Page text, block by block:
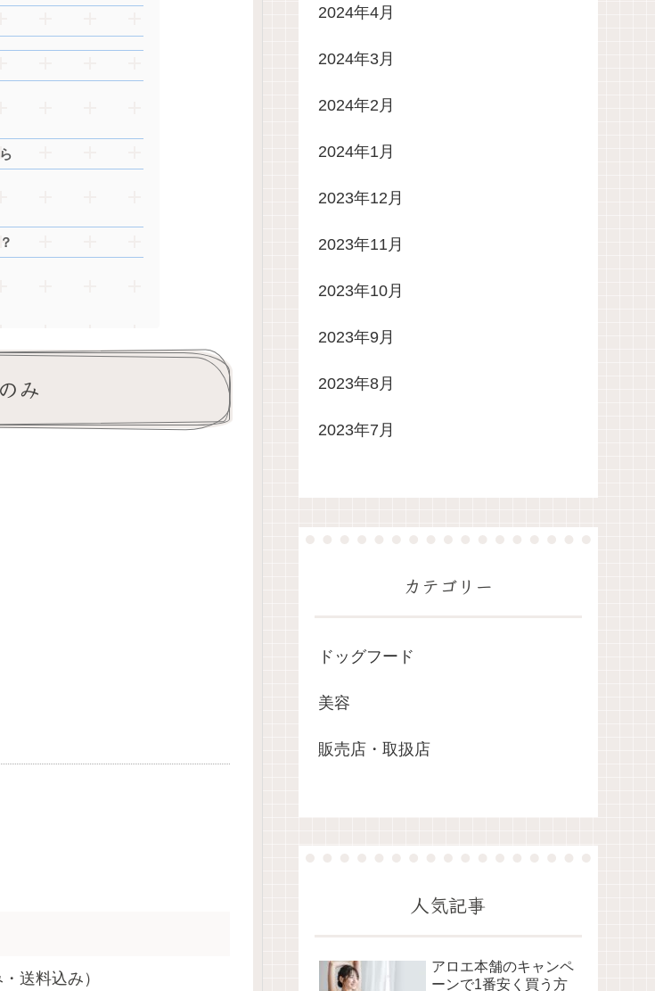
み
送料込み）
2024年4月
2024年3月
2024年2月
2024年1月
2023年12月
2023年11月
2023年10月
2023年9月
2023年8月
2023年7月
カテゴリー
ドッグフード
美容
販売店・取扱店
人気記事
アロエ本舗のキャンペ
ーンで1番安く買う方